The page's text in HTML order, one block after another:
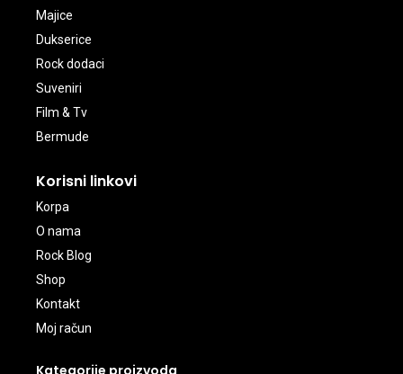
Majice
Dukserice
Rock dodaci
Suveniri
Film & Tv
Bermude
Korisni linkovi
Korpa
O nama
Rock Blog
Shop
Kontakt
Moj račun